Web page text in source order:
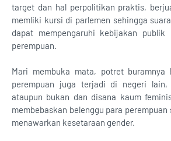
target dan hal perpolitikan praktis,
memliki kursi di parlemen sehingga
dapat mempengaruhi kebijakan publik
perempuan.
Mari membuka mata, potret buramnya
perempuan juga terjadi di negeri
ataupun bukan dan disana kaum
membebaskan belenggu para perempuan
menawarkan kesetaraan gender.